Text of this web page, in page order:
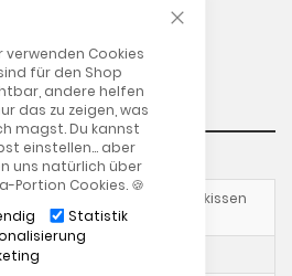
verwenden Cookies
für den Shop
andere helfen
das zu zeigen, was
magst. Du kannst
einstellen… aber
uns natürlich über
Portion Cookies. 🍪
Statistik
Kirschkern- und Rapskissen
groß